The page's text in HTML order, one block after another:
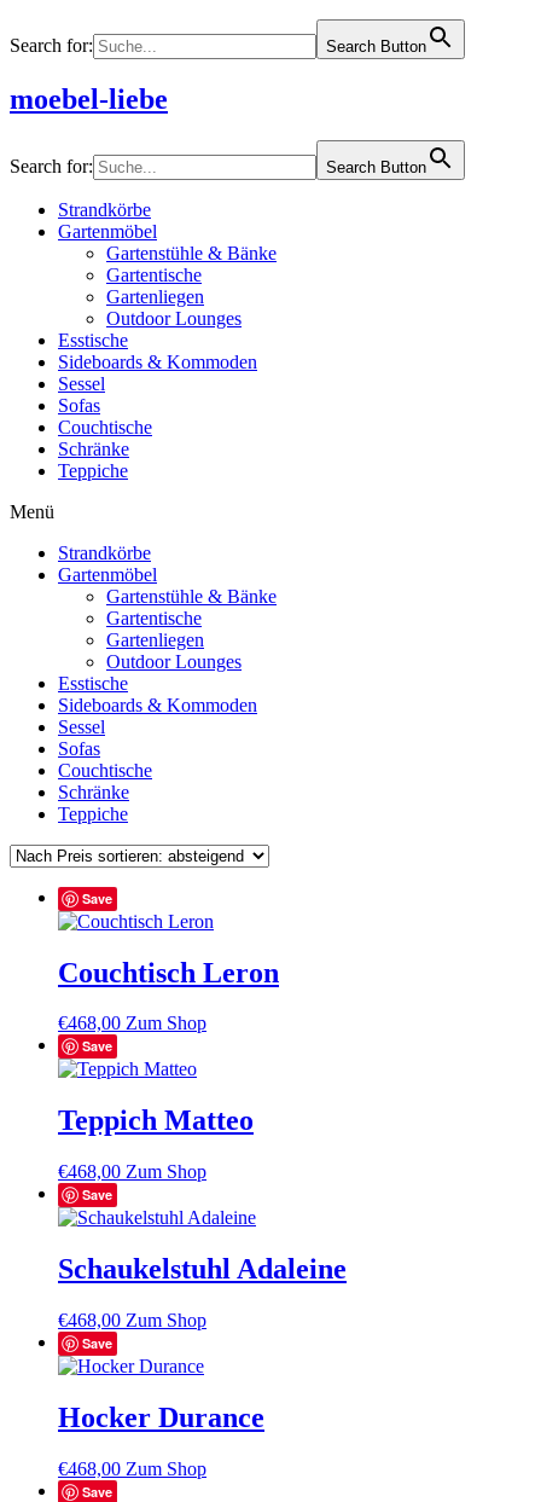
Search for: Search Button
moebel-liebe
Search for: Search Button
Strandkörbe
Gartenmöbel
Gartenstühle & Bänke
Gartentische
Gartenliegen
Outdoor Lounges
Esstische
Sideboards & Kommoden
Sessel
Sofas
Couchtische
Schränke
Teppiche
Menü
Strandkörbe
Gartenmöbel
Gartenstühle & Bänke
Gartentische
Gartenliegen
Outdoor Lounges
Esstische
Sideboards & Kommoden
Sessel
Sofas
Couchtische
Schränke
Teppiche
Save
Couchtisch Leron
€468,00 Zum Shop
Save
Teppich Matteo
€468,00 Zum Shop
Save
Schaukelstuhl Adaleine
€468,00 Zum Shop
Save
Hocker Durance
€468,00 Zum Shop
Save